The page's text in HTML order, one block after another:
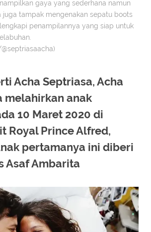
gaya yang sederhana namun
juga tampak mengenakan sepatu boots
penampilannya yang siap untuk
Acha Septriasa, Acha
melahirkan anak
10 Maret 2020 di
Royal Prince Alfred,
pertamanya ini diberi
Asaf Ambarita